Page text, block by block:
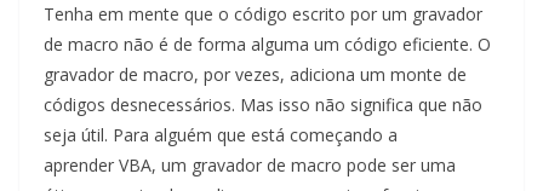
Tenha em mente que o código escrito por um gravador
de macro não é de forma alguma um código eficiente. O
gravador de macro, por vezes, adiciona um monte de
códigos desnecessários. Mas isso não significa que não
seja útil. Para alguém que está começando a
aprender VBA, um gravador de macro pode ser uma